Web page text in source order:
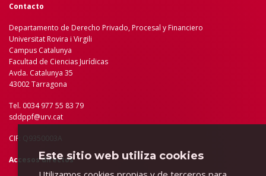
Contacto
Departamento de Derecho Privado, Procesal y Financiero
Universitat Rovira i Virgili
Campus Catalunya
Facultad de Ciencias Jurídicas
Avda. Catalunya 35
43002 Tarragona
Tel. 0034 977 55 83 79
sddppf@urv.cat
CIF: Q9350003A
Accesos directos
Este sitio web utiliza cookies